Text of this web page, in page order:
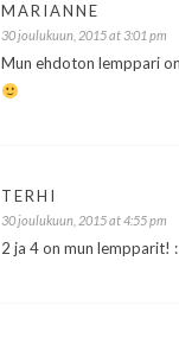
MARIANNE
30 joulukuun, 2015 at 3:01 pm
Mun ehdoton lemppari
TERHI
30 joulukuun, 2015 at 4:55 pm
2 ja 4 on mun lempparit! :